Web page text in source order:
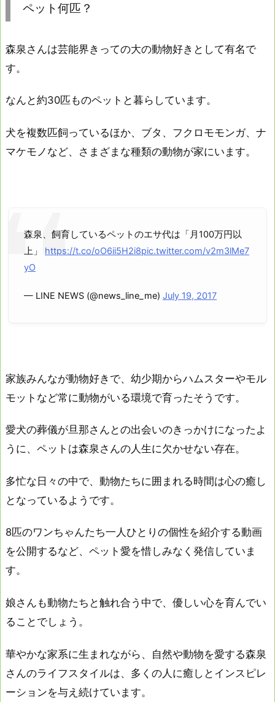
ペット何匹？
森泉さんは芸能界きっての大の動物好きとして有名で
す。
なんと約30匹ものペットと暮らしています。
犬を複数匹飼っているほか、ブタ、フクロモモンガ、ナ
マケモノなど、さまざまな種類の動物が家にいます。
森泉、飼育しているペットのエサ代は「月100万円以
上」 https://t.co/oO6ii5H2i8pic.twitter.com/v2m3lMe7
yO
— LINE NEWS (@news_line_me) July 19, 2017
家族みんなが動物好きで、幼少期からハムスターやモル
モットなど常に動物がいる環境で育ったそうです。
愛犬の葬儀が旦那さんとの出会いのきっかけになったよ
うに、ペットは森泉さんの人生に欠かせない存在。
多忙な日々の中で、動物たちに囲まれる時間は心の癒し
となっているようです。
8匹のワンちゃんたち一人ひとりの個性を紹介する動画
を公開するなど、ペット愛を惜しみなく発信していま
す。
娘さんも動物たちと触れ合う中で、優しい心を育んでい
ることでしょう。
華やかな家系に生まれながら、自然や動物を愛する森泉
さんのライフスタイルは、多くの人に癒しとインスピレ
ーションを与え続けています。